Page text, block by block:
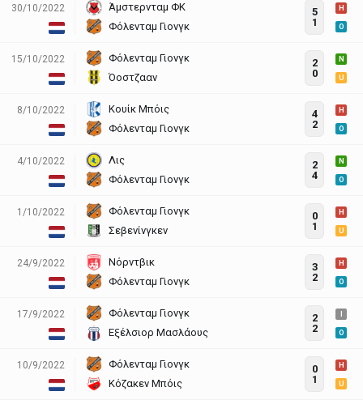
30/10/2022
Άμστερνταμ ΦΚ
Φόλενταμ Γιονγκ
5
1
H
O
15/10/2022
Φόλενταμ Γιονγκ
Όοστζααν
2
0
N
U
8/10/2022
Κουίκ Μπόις
Φόλενταμ Γιονγκ
4
2
H
O
4/10/2022
Λις
Φόλενταμ Γιονγκ
2
4
N
O
1/10/2022
Φόλενταμ Γιονγκ
Σεβενίνγκεν
0
1
H
U
24/9/2022
Νόρντβικ
Φόλενταμ Γιονγκ
3
2
H
O
17/9/2022
Φόλενταμ Γιονγκ
Εξέλσιορ Μασλάους
2
2
O
10/9/2022
Φόλενταμ Γιονγκ
Κόζακεν Μπόις
0
1
H
U